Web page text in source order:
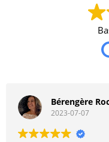
Bérengère
2023-07-07